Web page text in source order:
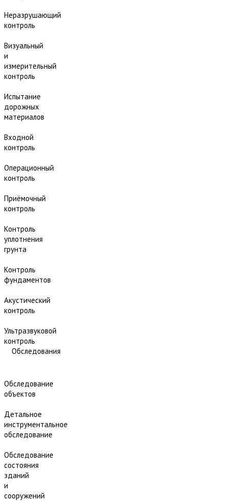
Неразрушающий
контроль
Визуальный
и
измерительный
контроль
Испытание
дорожных
материалов
Входной
контроль
Операционный
контроль
Приёмочный
контроль
Контроль
уплотнения
грунта
Контроль
фундаментов
Акустический
контроль
Ультразвуковой
контроль
Обследования
Обследование
объектов
Детальное
инструментальное
обследование
Обследование
состояния
зданий
и
сооружений